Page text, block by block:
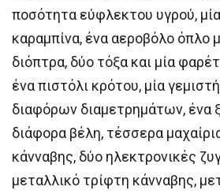
ποσότητα εύφλεκτου υγρού,
καραμπίνα, ένα αεροβόλο όπλο
διόπτρα, δύο τόξα και μία
ένα πιστόλι κρότου, μία
διαφόρων διαμετρημάτων, ένα
διάφορα βέλη, τέσσερα
κάνναβης, δύο ηλεκτρονικές
μεταλλικό τρίφτη κάνναβης,